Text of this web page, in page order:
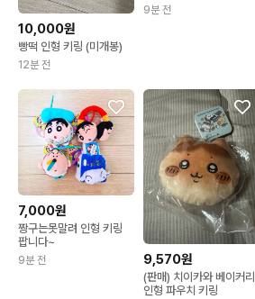
10,000원
빵떡 인형 키링 (미개봉)
12분 전
9분 전
7,000원
짱구는못말려 인형 키링
팝니다~
9분 전 9,570원
(판매) 치이카와 베이커리
인형 파우치 키링